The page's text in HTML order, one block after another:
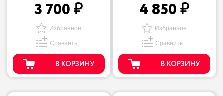
3 700
Избранное
Сравнить
В КОРЗИНУ
4 850
Избранное
Сравнить
В КОРЗИНУ